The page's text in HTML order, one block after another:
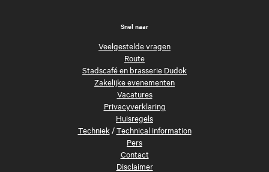
Snel naar
Veelgestelde vragen
Route
Stadscafé en brasserie Dudok
Zakelijke evenementen
Vacatures
Privacyverklaring
Huisregels
Techniek/Technical information
Pers
Contact
Disclaimer